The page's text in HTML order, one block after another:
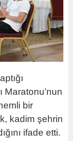
Maratonu’nun
bir
kadim şehrin
ifade etti.